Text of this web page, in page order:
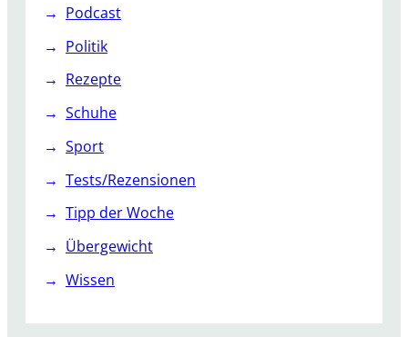
Podcast
Politik
Rezepte
Schuhe
Sport
Tests/Rezensionen
Tipp der Woche
Übergewicht
Wissen